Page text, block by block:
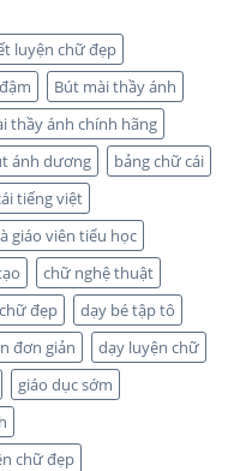
luyện chữ đẹp
Bút mài thầy ánh
thầy ánh chính hãng
ánh dương
bảng chữ cái
tiếng việt
giáo viên tiểu học
chữ nghệ thuật
đẹp
dạy bé tập tô
đơn giản
dạy luyện chữ
giáo dục sớm
chữ đẹp